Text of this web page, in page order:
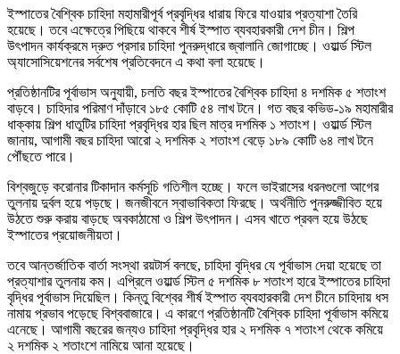
ইস্পাতের বৈশ্বিক চাহিদা মহামারীপূর্ব প্রবৃদ্ধির ধারায় ফিরে যাওয়ার প্রত্যাশা তৈরি
হয়েছে। তবে এক্ষেত্রে পিছিয়ে থাকবে শীর্ষ ইস্পাত ব্যবহারকারী দেশ চীন। শিল্প
উৎপাদন কার্যক্রমে দ্রুত প্রসার চাহিদা পুনরুদ্ধারে জ্বালানি জোগাচ্ছে। ওয়ার্ল্ড স্টিল
অ্যাসোসিয়েশনের সর্বশেষ প্রতিবেদনে এ কথা বলা হয়েছে।
প্রতিষ্ঠানটির পূর্বাভাস অনুযায়ী, চলতি বছর ইস্পাতের বৈশ্বিক চাহিদা ৪ দশমিক ৫ শতাংশ
বাড়বে। চাহিদার পরিমাণ দাঁড়াবে ১৮৫ কোটি ৫৪ লাখ টনে। গত বছর কভিড-১৯ মহামারীর
ধাক্কায় শিল্প ধাতুটির চাহিদা প্রবৃদ্ধির হার ছিল মাত্র দশমিক ১ শতাংশ। ওয়ার্ল্ড স্টিল
জানায়, আগামী বছর চাহিদা আরো ২ দশমিক ২ শতাংশ বেড়ে ১৮৯ কোটি ৬৪ লাখ টনে
পৌঁছতে পারে।
বিশ্বজুড়ে করোনার টিকাদান কর্মসূচি গতিশীল হচ্ছে। ফলে ভাইরাসের ধরনগুলো আগের
তুলনায় দুর্বল হয়ে পড়ছে। জনজীবনে স্বাভাবিকতা ফিরছে। অর্থনীতি পুনরুজ্জীবিত হয়ে
উঠতে শুরু করায় বাড়ছে অবকাঠামো ও শিল্প উৎপাদন। এসব খাতে প্রবল হয়ে উঠছে
ইস্পাতের প্রয়োজনীয়তা।
তবে আন্তর্জাতিক বার্তা সংস্থা রয়টার্স বলছে, চাহিদা বৃদ্ধির যে পূর্বাভাস দেয়া হয়েছে তা
প্রত্যাশার তুলনায় কম। এপ্রিলে ওয়ার্ল্ড স্টিল ৫ দশমিক ৮ শতাংশ হারে ইস্পাতের চাহিদা
বৃদ্ধির পূর্বাভাস দিয়েছিল। কিন্তু বিশ্বের শীর্ষ ইস্পাত ব্যবহারকারী দেশ চীনে চাহিদায় ধস
নামায় প্রভাব পড়েছে বিশ্ববাজারে। এ কারণে প্রতিষ্ঠানটি বৈশ্বিক চাহিদা পূর্বাভাস কমিয়ে
এনেছে। আগামী বছরের জন্যও চাহিদা প্রবৃদ্ধির হার ২ দশমিক ৭ শতাংশ থেকে কমিয়ে
২ দশমিক ২ শতাংশে নামিয়ে আনা হয়েছে।